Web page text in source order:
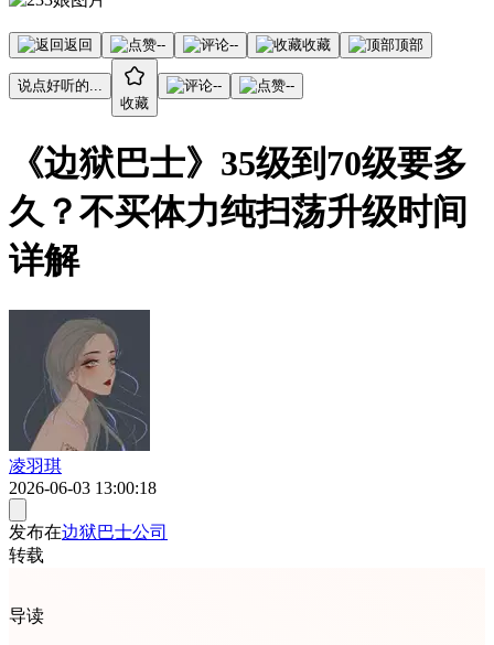
返回 -- -- 收藏 顶部
说点好听的...
收藏
-- --
《边狱巴士》35级到70级要多
久？不买体力纯扫荡升级时间
详解
凌羽琪
2026-06-03 13:00:18
发布在边狱巴士公司
转载
导读